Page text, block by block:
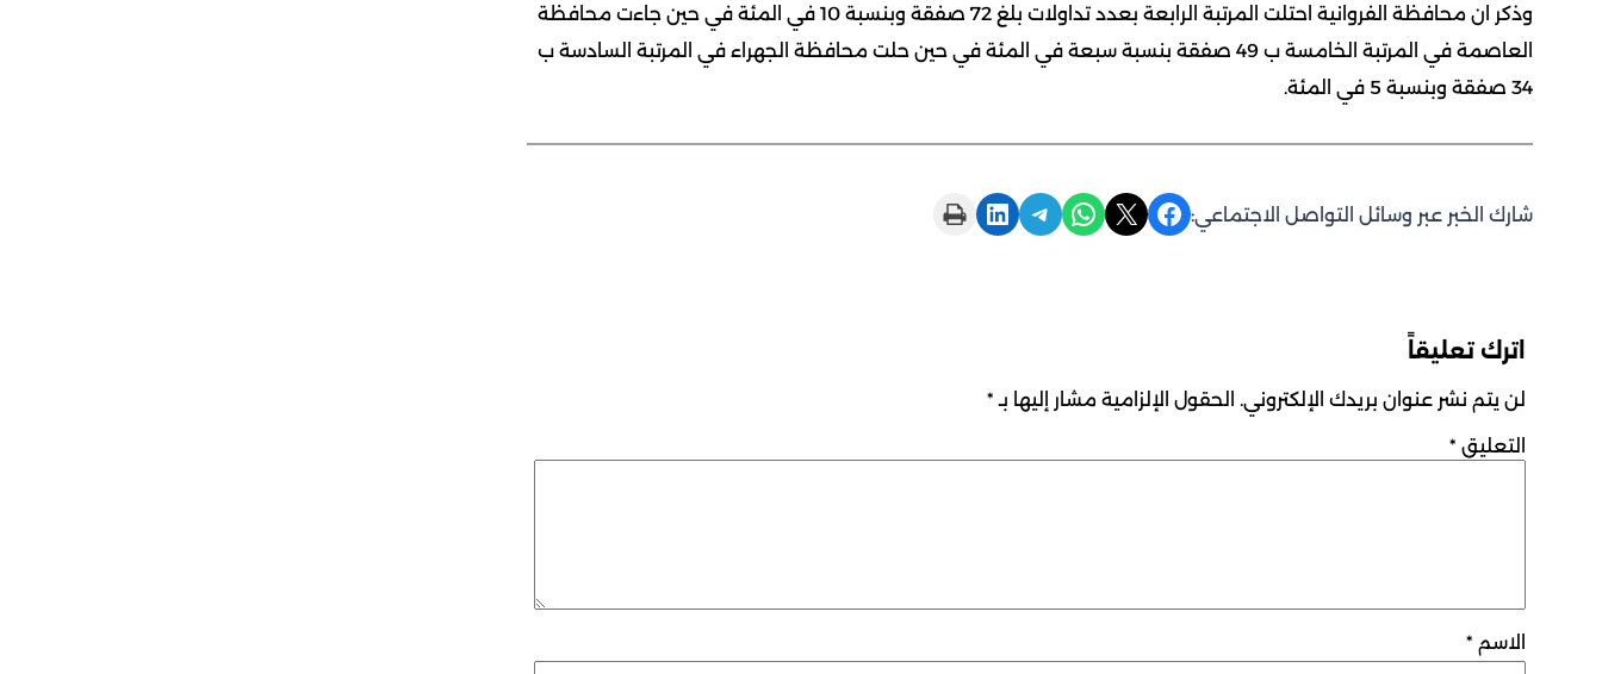
وذكر ان محافظة الفروانية احتلت المرتبة الرابعة بعدد تداولات بلغ 72 صفقة وبنسبة 10 في المئة في حين جاءت محافظة
العاصمة في المرتبة الخامسة ب 49 صفقة بنسبة سبعة في المئة في حين حلت محافظة الجهراء في المرتبة السادسة ب
34 صفقة وبنسبة 5 في المئة.
شارك الخبر عبر وسائل التواصل الاجتماعي: Share on Facebook
Share on X
Share on WhatsApp
Share on Telegram
Share on LinkedIn
Print this Page
اترك تعليقاً
لن يتم نشر عنوان بريدك الإلكتروني. الحقول الإلزامية مشار إليها بـ *
التعليق *
الاسم *